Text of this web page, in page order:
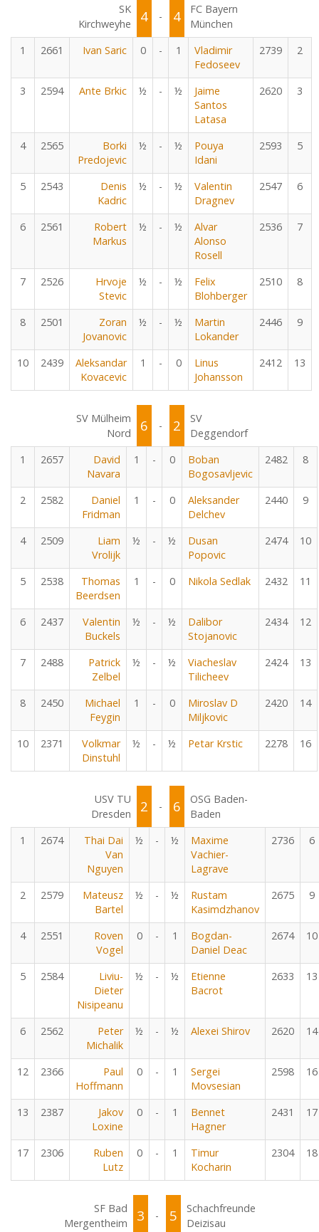
SK
Kirchweyhe
4 - 4
FC Bayern
München
1
2661 Ivan Saric 0 - 1
Vladimir
Fedoseev
2739 2
3 2594 Ante Brkic ½ - ½
Jaime
Santos
Latasa
2620 3
4 2565
Borki
Predojevic
½ - ½
Pouya
Idani
2593 5
5 2543
Denis
Kadric
½ - ½
Valentin
Dragnev
2547 6
6 2561
Robert
Markus
½ - ½
Alvar
Alonso
Rosell
2536 7
7 2526
Hrvoje
Stevic
½ - ½
Felix
Blohberger
2510 8
8 2501
Zoran
Jovanovic
½ - ½
Martin
Lokander
2446 9
10 2439
Aleksandar
Kovacevic
1 - 0
Linus
Johansson
2412 13
SV Mülheim
Nord
6 - 2
SV
Deggendorf
1
2657
David
Navara
1 - 0
Boban
Bogosavljevic
2482 8
2 2582
Daniel
Fridman
1 - 0
Aleksander
Delchev
2440 9
4 2509
Liam
Vrolijk
½ - ½
Dusan
Popovic
2474 10
5 2538
Thomas
Beerdsen
1 - 0 Nikola Sedlak 2432 11
6 2437
Valentin
Buckels
½ - ½
Dalibor
Stojanovic
2434 12
7 2488
Patrick
Zelbel
½ - ½
Viacheslav
Tilicheev
2424 13
8 2450
Michael
Feygin
1 - 0
Miroslav D
Miljkovic
2420 14
10 2371
Volkmar
Dinstuhl
½ - ½ Petar Krstic 2278 16
USV TU
Dresden
2 - 6
OSG Baden-
Baden
1
2674
Thai Dai
Van
Nguyen
½ - ½
Maxime
Vachier-
Lagrave
2736 6
2 2579
Mateusz
Bartel
½ - ½
Rustam
Kasimdzhanov
2675 9
4 2551
Roven
Vogel
0 - 1
Bogdan-
Daniel Deac
2674 10
5 2584
Liviu-
Dieter
Nisipeanu
½ - ½
Etienne
Bacrot
2633 13
6 2562
Peter
Michalik
½ - ½ Alexei Shirov 2620 14
12 2366
Paul
Hoffmann
0 - 1
Sergei
Movsesian
2598 16
13 2387
Jakov
Loxine
0 - 1
Bennet
Hagner
2431 17
17 2306
Ruben
Lutz
0 - 1
Timur
Kocharin
2304 18
SF Bad
Mergentheim
3 - 5
Schachfreunde
Deizisau